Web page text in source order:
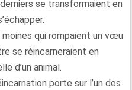
se transformaient en
moines qui rompaient un vœu
se réincarneraient en
d’un animal.
porte sur l’un des